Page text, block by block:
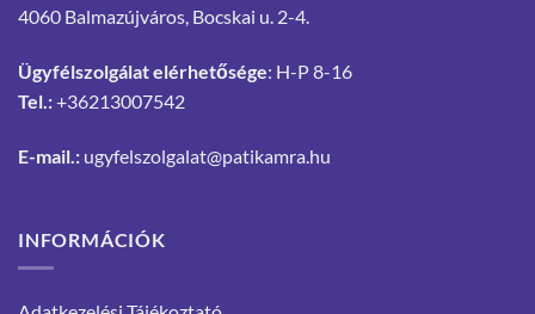
4060 Balmazújváros, Bocskai u. 2-4.
Ügyfélszolgálat elérhetősége: H-P 8-16
Tel.:+36213007542
E-mail.: ugyfelszolgalat@patikamra.hu
INFORMÁCIÓK